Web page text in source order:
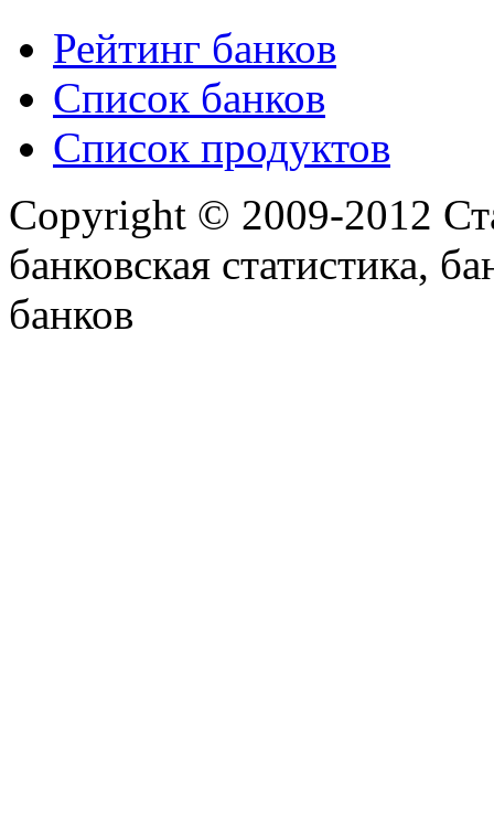
Рейтинг банков
Список банков
Список продуктов
Copyright © 2009-2012
банковская статистика,
банков